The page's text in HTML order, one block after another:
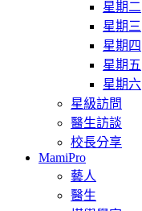
星期二
星期三
星期四
星期五
星期六
星級訪問
醫生訪談
校長分享
MamiPro
藝人
醫生